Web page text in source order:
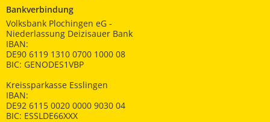
Bankverbindung
Volksbank Plochingen eG -
Niederlassung Deizisauer Bank
IBAN:
DE90 6119 1310 0700 1000 08
BIC: GENODES1VBP
Kreissparkasse Esslingen
IBAN:
DE92 6115 0020 0000 9030 04
BIC: ESSLDE66XXX